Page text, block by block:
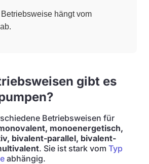
hängt vom
gibt es
Betriebsweisen für
monoenergetisch,
bivalent-parallel, bivalent-
. Sie ist stark vom Typ
abhängig.